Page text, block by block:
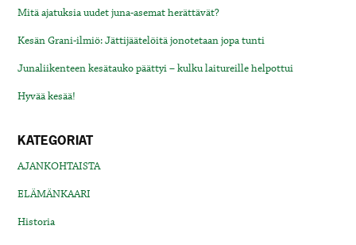
Mitä ajatuksia uudet juna-asemat herättävät?
Kesän Grani-ilmiö: Jättijäätelöitä jonotetaan jopa tunti
Junaliikenteen kesätauko päättyi – kulku laitureille helpottui
Hyvää kesää!
KATEGORIAT
AJANKOHTAISTA
ELÄMÄNKAARI
Historia